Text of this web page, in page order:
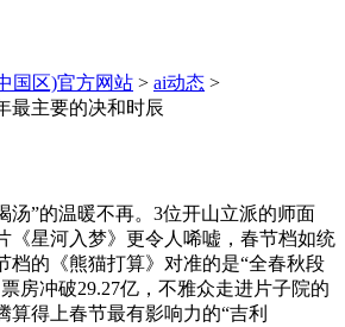
国区)官方网站 > ai动态 >
最主要的决和时辰
”的温暖不再。3位开山立派的师面
《星河入梦》更令人唏嘘，春节档如统
档的《熊猫打算》对准的是“全春秋段
房冲破29.27亿，不雅众走进片子院的
算得上春节最有影响力的“吉利